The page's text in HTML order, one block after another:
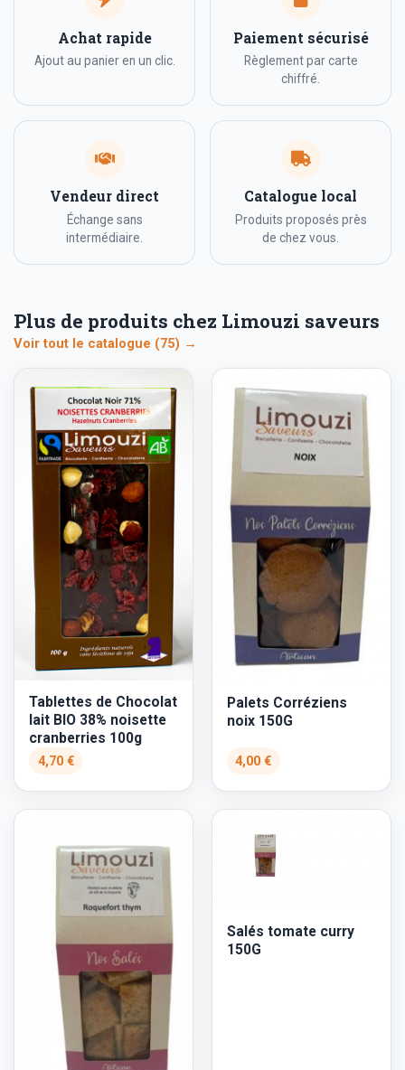
Achat rapide
Ajout au panier en un clic.
Paiement sécurisé
Règlement par carte
chiffré.
Vendeur direct
Échange sans
intermédiaire.
Catalogue local
Produits proposés près
de chez vous.
Plus de produits chez Limouzi saveurs
Voir tout le catalogue (75) →
Tablettes de Chocolat
lait BIO 38% noisette
cranberries 100g
4,70 €
Palets Corréziens
noix 150G
4,00 €
Salés tomate curry
150G